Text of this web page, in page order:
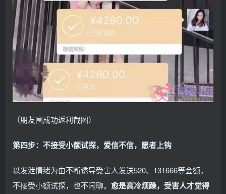
（朋友圈成功返利截图）
第四步：不接受小额试探，爱信不信，愿者上钩
以发泄情绪为由不断诱导受害人发送520、131666等金额，
不接受小额试探，也不闲聊。 愈是高冷烦躁，受害人才觉得